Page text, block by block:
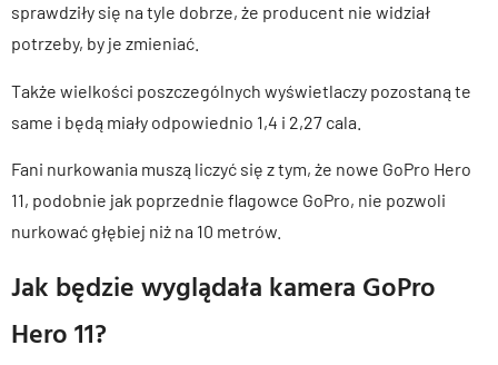
sprawdziły się na tyle dobrze, że producent nie widział
potrzeby, by je zmieniać.
Także wielkości poszczególnych wyświetlaczy pozostaną te
same i będą miały odpowiednio 1,4 i 2,27 cala.
Fani nurkowania muszą liczyć się z tym, że nowe GoPro Hero
11, podobnie jak poprzednie flagowce GoPro, nie pozwoli
nurkować głębiej niż na 10 metrów.
Jak będzie wyglądała kamera GoPro
Hero 11?